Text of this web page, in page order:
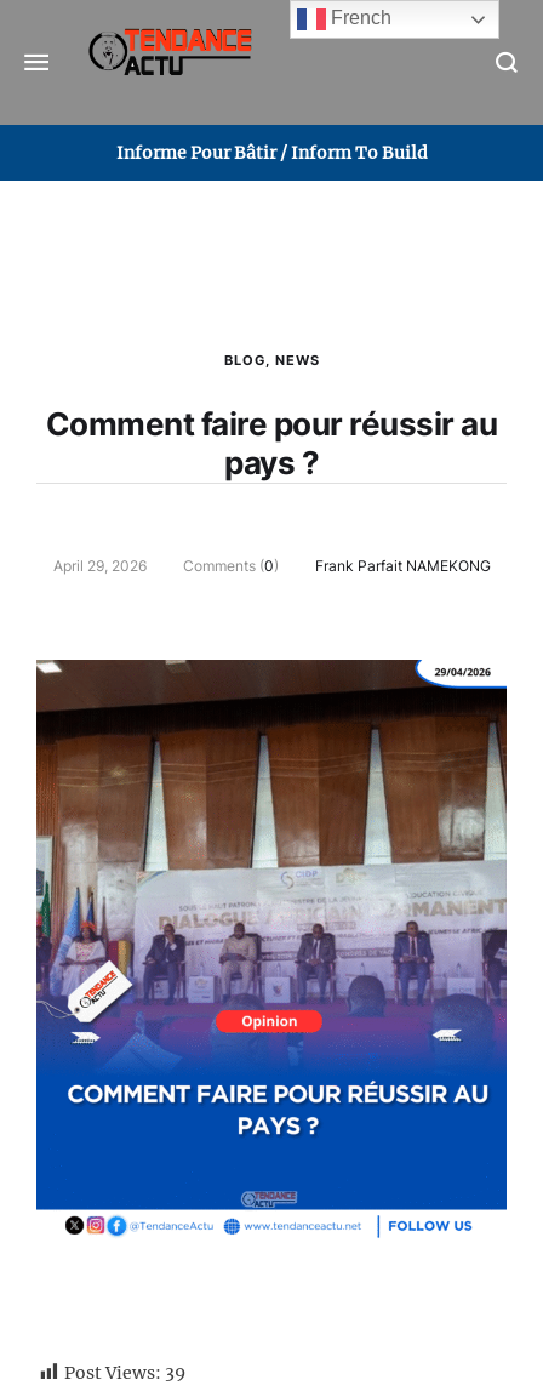
Informe Pour Bâtir / Inform To Build
BLOG, NEWS
Comment faire pour réussir au
pays ?
April 29, 2026 Comments (0) Frank Parfait NAMEKONG
Post Views: 39
French